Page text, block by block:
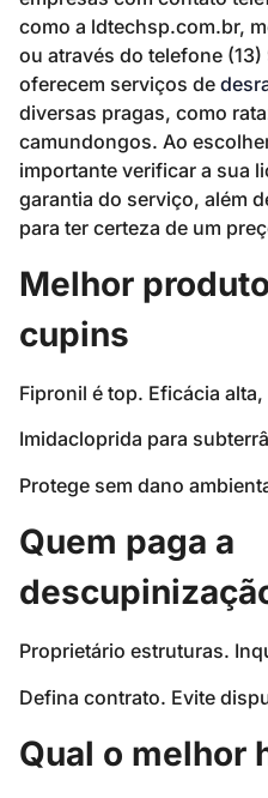
como a ldtechsp.com.br,
ou através do telefone
oferecem serviços de
diversas pragas, como
camundongos. Ao
importante verificar a sua
garantia do serviço, além
para ter certeza de um
Melhor
cupins
Fipronil é top. Eficácia
Imidacloprida para
Protege sem dano
Quem paga a
Proprietário estruturas.
Defina contrato. Evite
Qual o melhor